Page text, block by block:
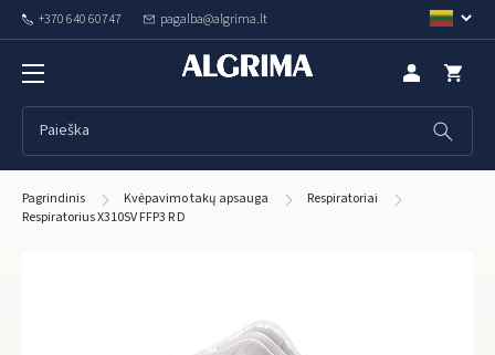
+370 640 60747 pagalba@algrima.lt
Pagrindinis Kvėpavimo takų apsauga
Respiratoriai
Respiratorius X310SV FFP3 R D